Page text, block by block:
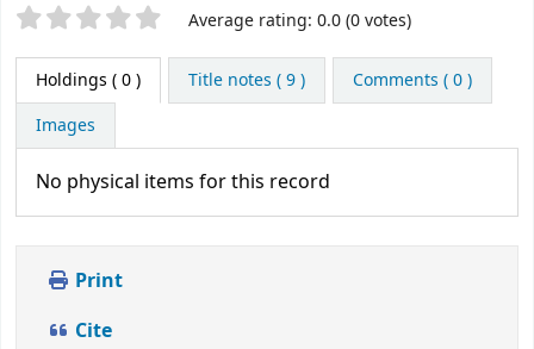
Star ratings Average rating: 0.0 (0 votes)
Holdings ( 0 ) Title notes ( 9 )
Comments ( 0 )
Images
No physical items for this record
Print
Cite